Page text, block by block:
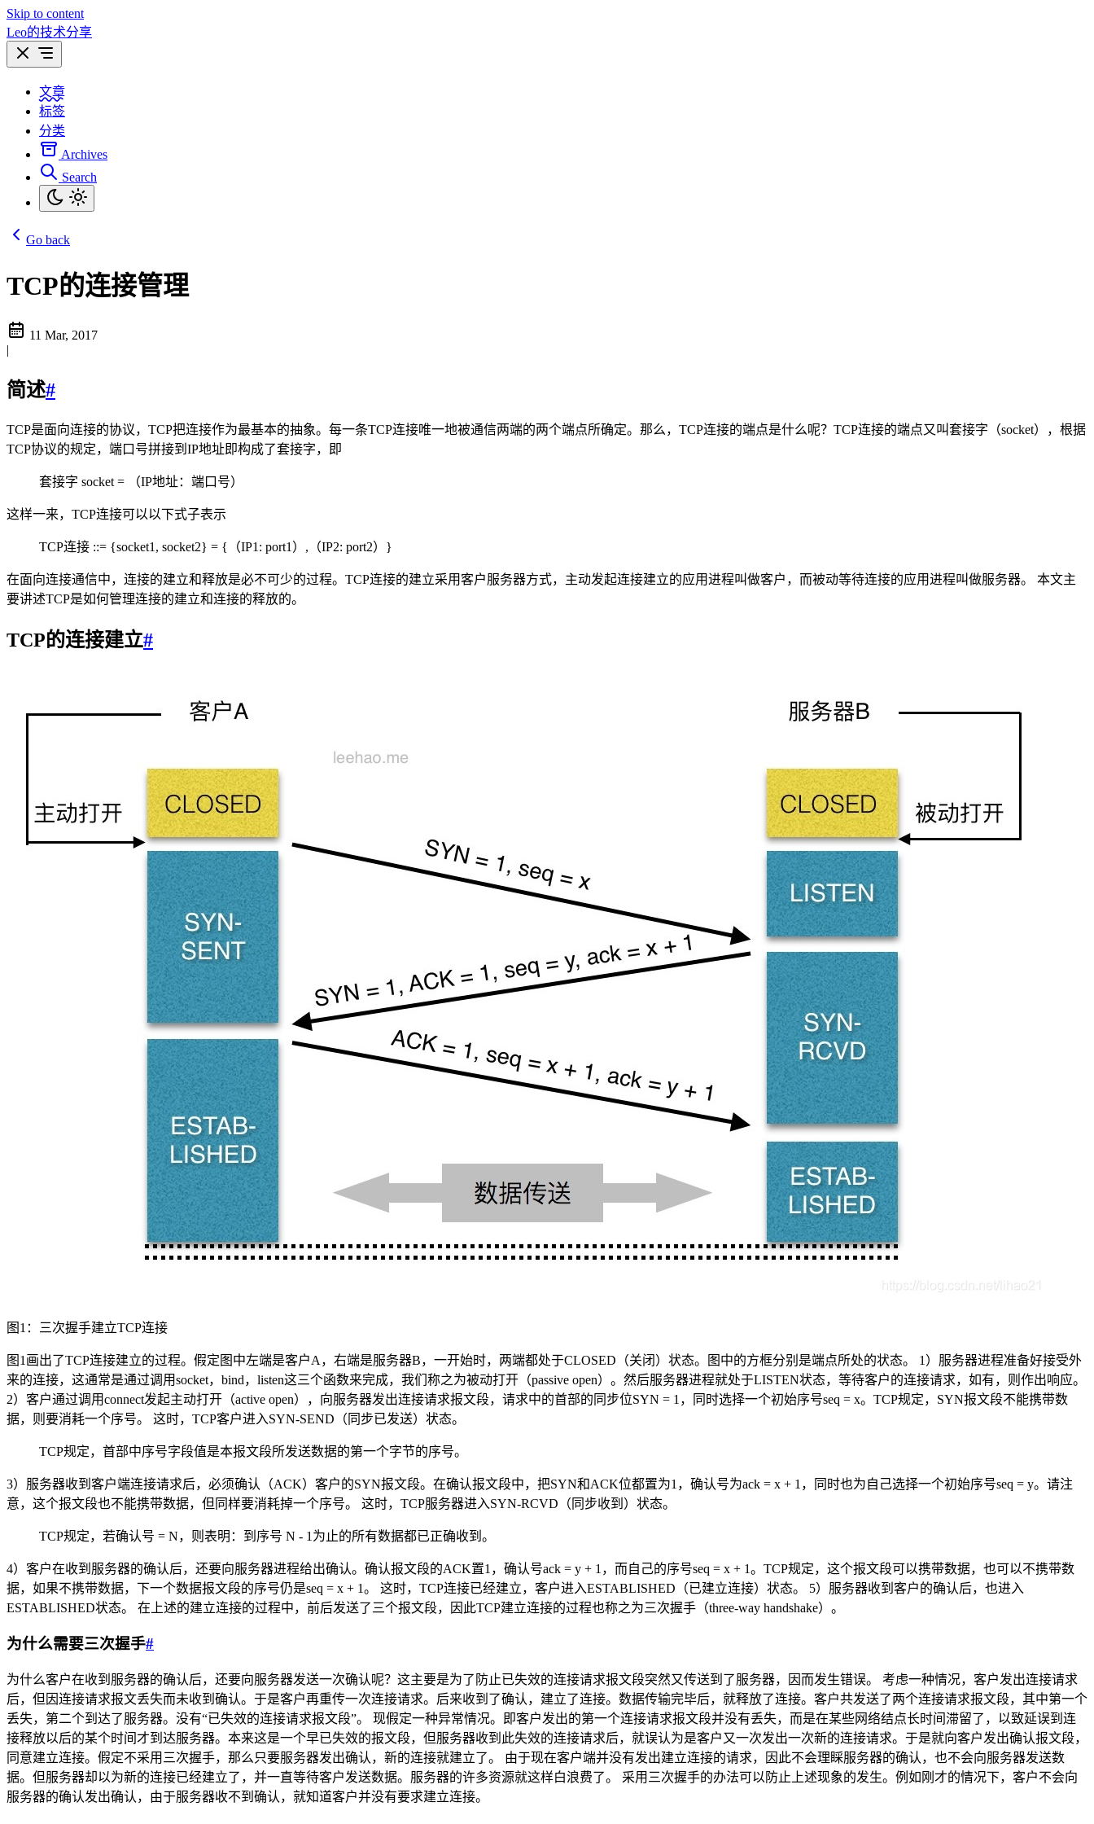
Skip to content
Leo的技术分享
文章
标签
分类
Archives
Search
Go back
TCP的连接管理
11 Mar, 2017
|
简述#
TCP是面向连接的协议，TCP把连接作为最基本的抽象。每一条TCP连接唯一地被通信两端的两个端点所确定。那么，TCP连接的端点是什么呢？TCP连接的端点又叫套接字（socket），根据
TCP协议的规定，端口号拼接到IP地址即构成了套接字，即
套接字 socket = （IP地址：端口号）
这样一来，TCP连接可以以下式子表示
TCP连接 ::= {socket1, socket2} = {（IP1: port1）,（IP2: port2）}
在面向连接通信中，连接的建立和释放是必不可少的过程。TCP连接的建立采用客户服务器方式，主动发起连接建立的应用进程叫做客户，而被动等待连接的应用进程叫做服务器。 本文主
要讲述TCP是如何管理连接的建立和连接的释放的。
TCP的连接建立#
图1：三次握手建立TCP连接
图1画出了TCP连接建立的过程。假定图中左端是客户A，右端是服务器B，一开始时，两端都处于CLOSED（关闭）状态。图中的方框分别是端点所处的状态。 1）服务器进程准备好接受外
来的连接，这通常是通过调用socket，bind，listen这三个函数来完成，我们称之为被动打开（passive open）。然后服务器进程就处于LISTEN状态，等待客户的连接请求，如有，则作出响应。
2）客户通过调用connect发起主动打开（active open），向服务器发出连接请求报文段，请求中的首部的同步位SYN = 1，同时选择一个初始序号seq = x。TCP规定，SYN报文段不能携带数
据，则要消耗一个序号。 这时，TCP客户进入SYN-SEND（同步已发送）状态。
TCP规定，首部中序号字段值是本报文段所发送数据的第一个字节的序号。
3）服务器收到客户端连接请求后，必须确认（ACK）客户的SYN报文段。在确认报文段中，把SYN和ACK位都置为1，确认号为ack = x + 1，同时也为自己选择一个初始序号seq = y。请注
意，这个报文段也不能携带数据，但同样要消耗掉一个序号。 这时，TCP服务器进入SYN-RCVD（同步收到）状态。
TCP规定，若确认号 = N，则表明：到序号 N - 1为止的所有数据都已正确收到。
4）客户在收到服务器的确认后，还要向服务器进程给出确认。确认报文段的ACK置1，确认号ack = y + 1，而自己的序号seq = x + 1。TCP规定，这个报文段可以携带数据，也可以不携带数
据，如果不携带数据，下一个数据报文段的序号仍是seq = x + 1。 这时，TCP连接已经建立，客户进入ESTABLISHED（已建立连接）状态。 5）服务器收到客户的确认后，也进入
ESTABLISHED状态。 在上述的建立连接的过程中，前后发送了三个报文段，因此TCP建立连接的过程也称之为三次握手（three-way handshake）。
为什么需要三次握手#
为什么客户在收到服务器的确认后，还要向服务器发送一次确认呢？这主要是为了防止已失效的连接请求报文段突然又传送到了服务器，因而发生错误。 考虑一种情况，客户发出连接请求
后，但因连接请求报文丢失而未收到确认。于是客户再重传一次连接请求。后来收到了确认，建立了连接。数据传输完毕后，就释放了连接。客户共发送了两个连接请求报文段，其中第一个
丢失，第二个到达了服务器。没有“已失效的连接请求报文段”。 现假定一种异常情况。即客户发出的第一个连接请求报文段并没有丢失，而是在某些网络结点长时间滞留了，以致延误到连
接释放以后的某个时间才到达服务器。本来这是一个早已失效的报文段，但服务器收到此失效的连接请求后，就误认为是客户又一次发出一次新的连接请求。于是就向客户发出确认报文段，
同意建立连接。假定不采用三次握手，那么只要服务器发出确认，新的连接就建立了。 由于现在客户端并没有发出建立连接的请求，因此不会理睬服务器的确认，也不会向服务器发送数
据。但服务器却以为新的连接已经建立了，并一直等待客户发送数据。服务器的许多资源就这样白浪费了。 采用三次握手的办法可以防止上述现象的发生。例如刚才的情况下，客户不会向
服务器的确认发出确认，由于服务器收不到确认，就知道客户并没有要求建立连接。